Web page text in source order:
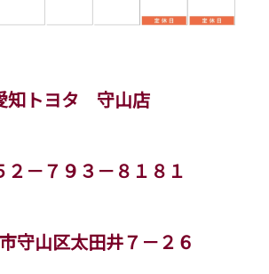
知トヨタ 守山店
２－７９３－８１８１
守山区太田井７－２６